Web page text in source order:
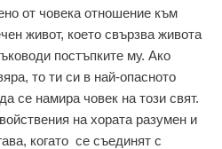
от човека отношение към
живот, което свързва живота
постъпките му. Ако
то ти си в най-опасното
се намира човек на този свят.
на хората разумен и
когато се съединят с